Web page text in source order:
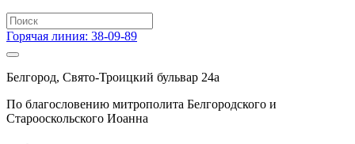
Горячая линия: 38-09-89
Белгород, Свято-Троицкий бульвар 24а
По благословению митрополита Белгородского и
Старооскольского Иоанна